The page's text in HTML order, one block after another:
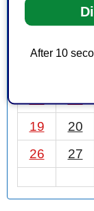
After 10
月
19
20
26
27